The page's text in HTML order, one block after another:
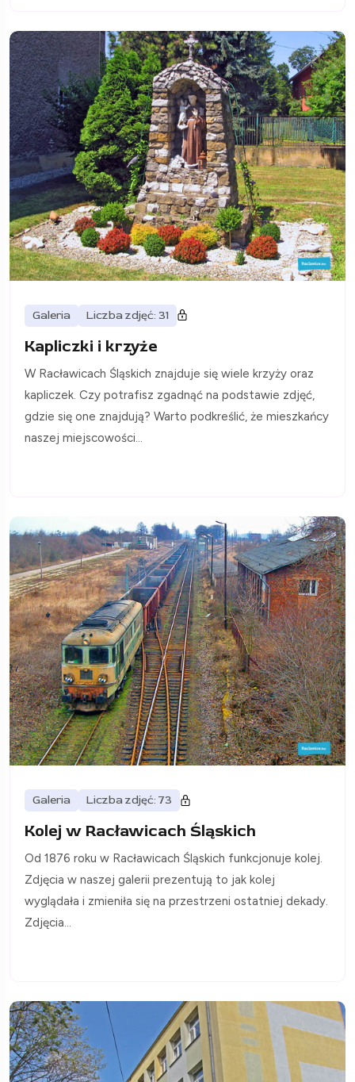
Galeria Liczba zdjęć: 31
Kapliczki i krzyże
W Racławicach Śląskich znajduje się wiele krzyży oraz
kapliczek. Czy potrafisz zgadnąć na podstawie zdjęć,
gdzie się one znajdują? Warto podkreślić, że mieszkańcy
naszej miejscowości...
Galeria Liczba zdjęć: 73
Kolej w Racławicach Śląskich
Od 1876 roku w Racławicach Śląskich funkcjonuje kolej.
Zdjęcia w naszej galerii prezentują to jak kolej
wyglądała i zmieniła się na przestrzeni ostatniej dekady.
Zdjęcia...